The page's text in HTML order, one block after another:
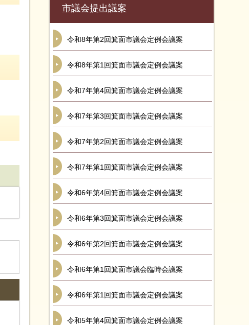
市議会提出議案
令和8年第2回箕面市議会定例会議案
令和8年第1回箕面市議会定例会議案
令和7年第4回箕面市議会定例会議案
令和7年第3回箕面市議会定例会議案
令和7年第2回箕面市議会定例会議案
令和7年第1回箕面市議会定例会議案
令和6年第4回箕面市議会定例会議案
令和6年第3回箕面市議会定例会議案
令和6年第2回箕面市議会定例会議案
令和6年第1回箕面市議会臨時会議案
令和6年第1回箕面市議会定例会議案
令和5年第4回箕面市議会定例会議案